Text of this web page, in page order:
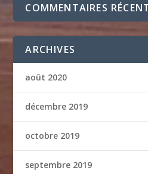
COMMENTAIRES
ARCHIVES
août 2020
décembre 2019
octobre 2019
septembre 2019